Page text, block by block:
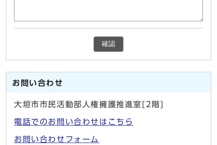
確認
お問い合わせ
大垣市市民活動部人権擁護推進室[2階]
電話でのお問い合わせはこちら
お問い合わせフォーム